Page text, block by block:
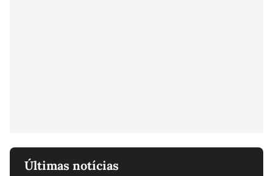
Últimas notícias